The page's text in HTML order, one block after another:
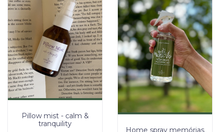
Pillow mist - calm &
tranquility
Home spray memórias